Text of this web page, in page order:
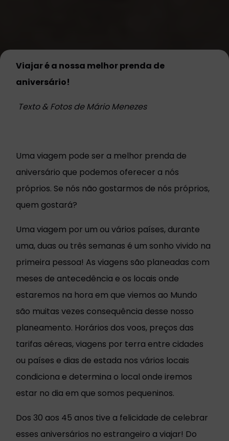
Viajar é a nossa melhor prenda de
aniversário!
Texto & Fotos de Mário Menezes
Uma viagem pode ser a melhor prenda de
aniversário que podemos oferecer a nós
próprios. Se nós não gostarmos de nós próprios,
quem gostará?
Uma viagem por um ou vários países, durante
uma, duas ou três semanas é um sonho vivido na
primeira pessoa! As viagens são planeadas com
meses de antecedência e os locais onde
estaremos na hora em que viemos ao Mundo
são muitas vezes consequência desse nosso
planeamento. Horários dos voos, preços das
tarifas aéreas, viagens por terra entre cidades
ou países e dias de estada nos vários locais
condiciona e determina o local onde iremos
estar no dia em que somos pequeninos.
Dos 30 aos 45 anos tive a felicidade de celebrar
esses aniversários no estrangeiro a viajar! Do